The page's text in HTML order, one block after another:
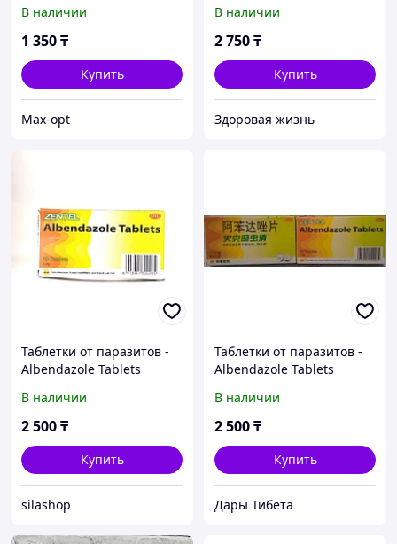
В наличии
1 350₸
Купить
Max-opt
В наличии
2 750₸
Купить
Здоровая жизнь
Таблетки от паразитов -
Albendazole Tablets
В наличии
2 500₸
Купить
silashop
Таблетки от паразитов -
Albendazole Tablets
В наличии
2 500₸
Купить
Дары Тибета